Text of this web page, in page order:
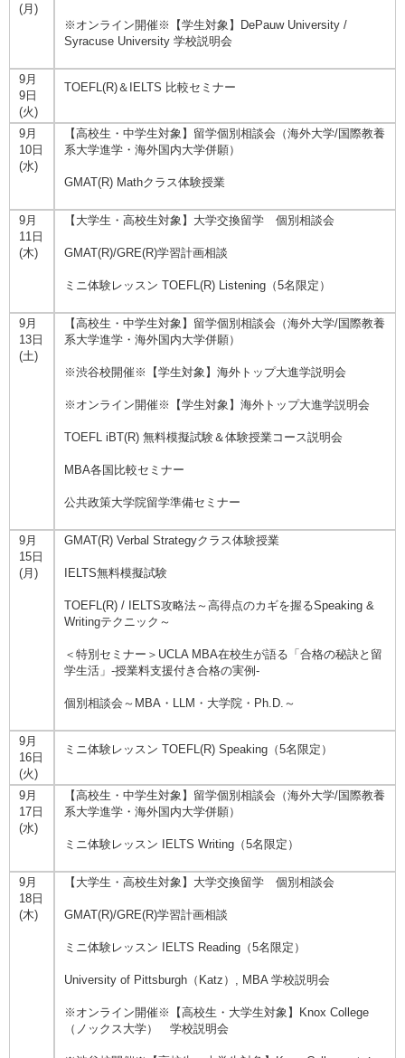
(月)
※オンライン開催※【学生対象】DePauw University /
Syracuse University 学校説明会
9月
9日
(火)
TOEFL(R)＆IELTS 比較セミナー
9月
10日
(水)
【高校生・中学生対象】留学個別相談会（海外大学/国際教養
系大学進学・海外国内大学併願）
GMAT(R) Mathクラス体験授業
9月
11日
(木)
【大学生・高校生対象】大学交換留学 個別相談会
GMAT(R)/GRE(R)学習計画相談
ミニ体験レッスン TOEFL(R) Listening（5名限定）
9月
13日
(土)
【高校生・中学生対象】留学個別相談会（海外大学/国際教養
系大学進学・海外国内大学併願）
※渋谷校開催※【学生対象】海外トップ大進学説明会
※オンライン開催※【学生対象】海外トップ大進学説明会
TOEFL iBT(R) 無料模擬試験＆体験授業コース説明会
MBA各国比較セミナー
公共政策大学院留学準備セミナー
9月
15日
(月)
GMAT(R) Verbal Strategyクラス体験授業
IELTS無料模擬試験
TOEFL(R) / IELTS攻略法～高得点のカギを握るSpeaking &
Writingテクニック～
＜特別セミナー＞UCLA MBA在校生が語る「合格の秘訣と留
学生活」-授業料支援付き合格の実例-
個別相談会～MBA・LLM・大学院・Ph.D.～
9月
16日
(火)
ミニ体験レッスン TOEFL(R) Speaking（5名限定）
9月
17日
(水)
【高校生・中学生対象】留学個別相談会（海外大学/国際教養
系大学進学・海外国内大学併願）
ミニ体験レッスン IELTS Writing（5名限定）
9月
18日
(木)
【大学生・高校生対象】大学交換留学 個別相談会
GMAT(R)/GRE(R)学習計画相談
ミニ体験レッスン IELTS Reading（5名限定）
University of Pittsburgh（Katz）, MBA 学校説明会
※オンライン開催※【高校生・大学生対象】Knox College
（ノックス大学） 学校説明会